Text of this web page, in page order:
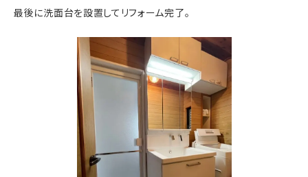
最後に洗面台を設置してリフォーム完了。